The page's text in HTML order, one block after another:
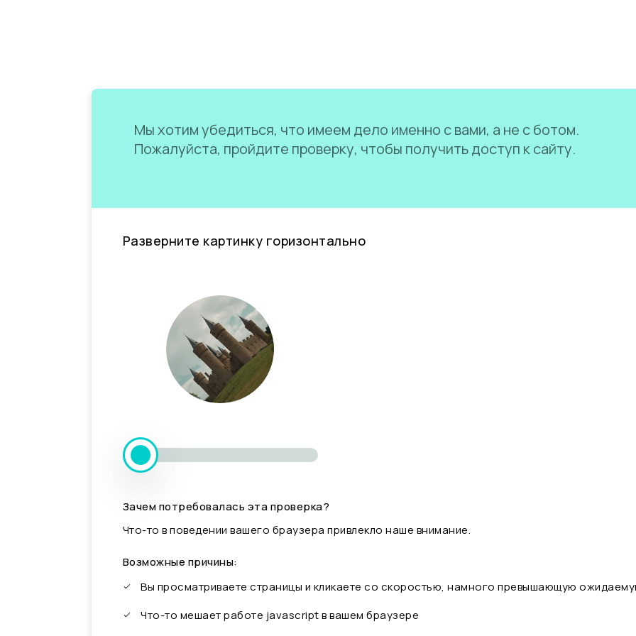
Мы хотим убедиться, что имеем дело именно с вами, а не с ботом.
Пожалуйста, пройдите проверку, чтобы получить доступ к сайту.
Разверните картинку горизонтально
Зачем потребовалась эта проверка?
Что-то в поведении вашего браузера привлекло наше внимание.
Возможные причины:
Вы просматриваете страницы и кликаете со скоростью, намного превышающую
Что-то мешает работе javascript в вашем браузере